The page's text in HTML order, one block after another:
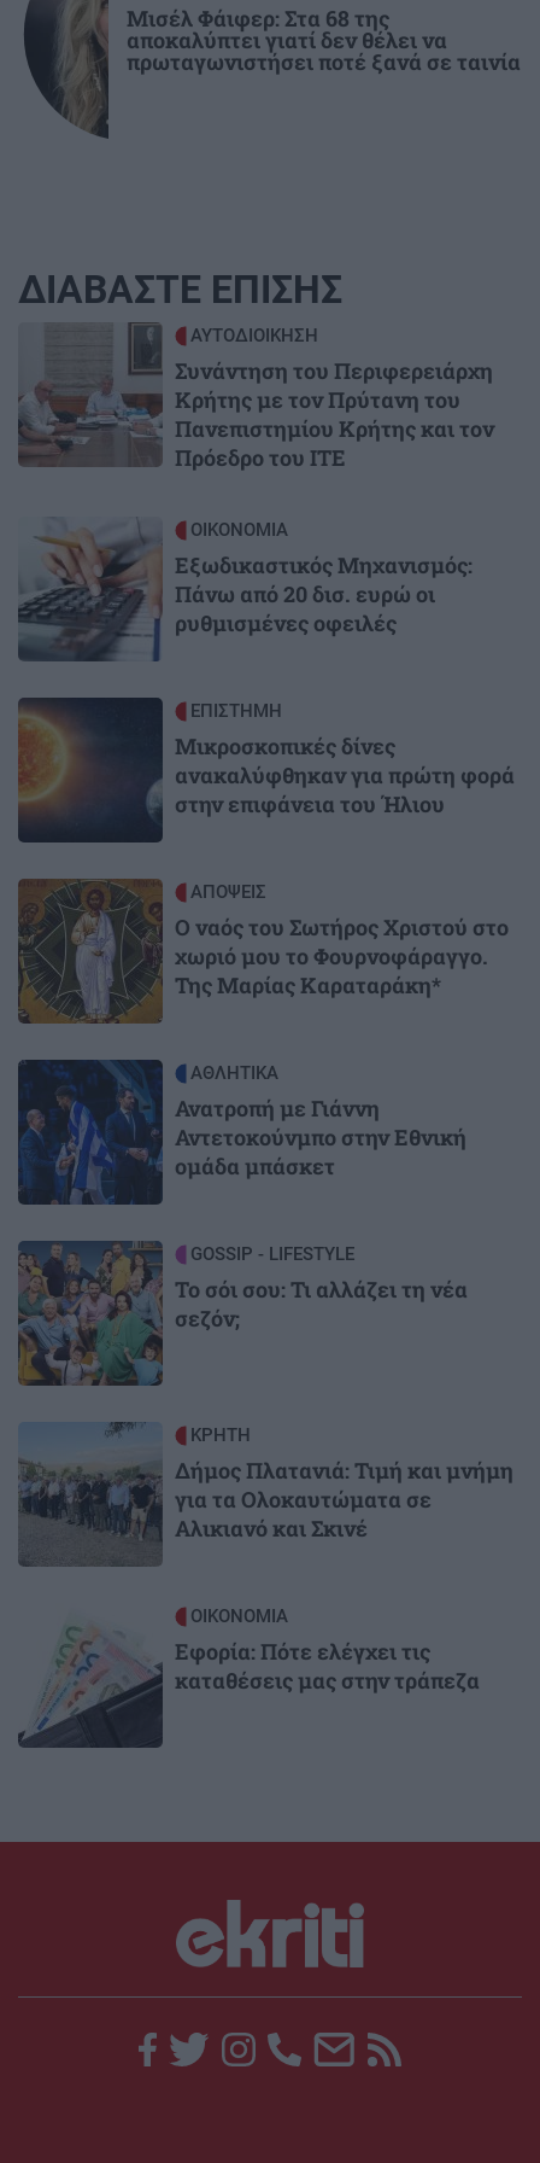
Μισέλ Φάιφερ: Στα 68 της
αποκαλύπτει γιατί δεν θέλει να
πρωταγωνιστήσει ποτέ ξανά σε ταινία
ΔΙΑΒΑΣΤΕ ΕΠΙΣΗΣ
ΑΥΤΟΔΙΟΙΚΗΣΗ
Συνάντηση του Περιφερειάρχη
Κρήτης με τον Πρύτανη του
Πανεπιστημίου Κρήτης και τον
Πρόεδρο του ΙΤΕ
ΟΙΚΟΝΟΜΙΑ
Εξωδικαστικός Μηχανισμός:
Πάνω από 20 δισ. ευρώ οι
ρυθμισμένες οφειλές
Image ΕΠΙΣΤΗΜΗ
Μικροσκοπικές δίνες
ανακαλύφθηκαν για πρώτη φορά
στην επιφάνεια του Ήλιου
Image ΑΠΟΨΕΙΣ
Ο ναός του Σωτήρος Χριστού στο
χωριό μου το Φουρνοφάραγγο.
Της Μαρίας Καραταράκη*
Image ΑΘΛΗΤΙΚΑ
Ανατροπή με Γιάννη
Αντετοκούνμπο στην Εθνική
ομάδα μπάσκετ
Image GOSSIP - LIFESTYLE
Το σόι σου: Τι αλλάζει τη νέα
σεζόν;
ΚΡΗΤΗ
Δήμος Πλατανιά: Τιμή και μνήμη
για τα Ολοκαυτώματα σε
Αλικιανό και Σκινέ
ΟΙΚΟΝΟΜΙΑ
Εφορία: Πότε ελέγχει τις
καταθέσεις μας στην τράπεζα